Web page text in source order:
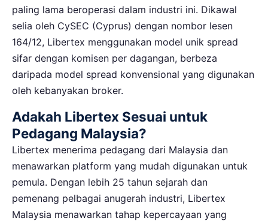
paling lama beroperasi dalam industri ini. Dikawal
selia oleh CySEC (Cyprus) dengan nombor lesen
164/12, Libertex menggunakan model unik spread
sifar dengan komisen per dagangan, berbeza
daripada model spread konvensional yang digunakan
oleh kebanyakan broker.
Adakah Libertex Sesuai untuk
Pedagang Malaysia?
Libertex menerima pedagang dari Malaysia dan
menawarkan platform yang mudah digunakan untuk
pemula. Dengan lebih 25 tahun sejarah dan
pemenang pelbagai anugerah industri, Libertex
Malaysia menawarkan tahap kepercayaan yang